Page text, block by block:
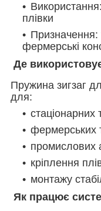
плівки
Призначення:
фермерські
Де
Пружина зигзаг
для:
стаціонарних
фермерських
промислових
кріплення
монтажу
Як працює